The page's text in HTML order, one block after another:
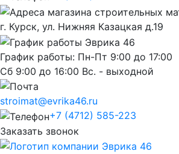
г. Курск, ул. Нижняя Казацкая д.19
График работы: Пн-Пт 9:00 до 17:00
Сб 9:00 до 16:00 Вс. - выходной
stroimat@evrika46.ru
+7 (4712) 585-223
Заказать звонок